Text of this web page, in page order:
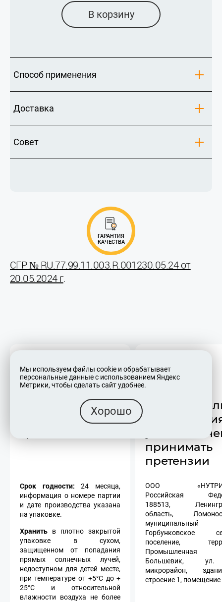
В корзину
Способ применения
Доставка
Совет
ГАРАНТИЯ
КАЧЕСТВА
СГР № RU.77.99.11.003.R.001230.05.24 от
20.05.2024 г.
Срок годности и
Срок годности: 24 месяца,
информация о номере партии
и дате производства указана
на упаковке.
Хранить в плотно закрытой
упаковке в сухом,
защищенном от попадания
прямых солнечных лучей,
недоступном для детей месте,
при температуре от +5°С до +
25°С и относительной
влажности воздуха не более
принимать
претензии
ООО
Российская
188513,
область,
муниципальный
Горбунковское
поселение,
Промышленная
Большевик,
микрорайон,
строение 1, помещение
Мы используем файлы cookie и обрабатывает
персональные данные с использованием Яндекс
Метрики, чтобы сделать сайт удобнее.
Хорошо